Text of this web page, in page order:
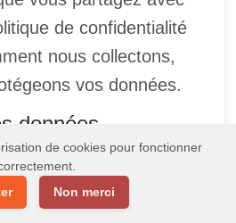
de confidentialité
nous collectons,
vos données.
informations personnelles
sur notre plateforme,
vous abonnez à notre
de cookies pour fonctionner
Non merci